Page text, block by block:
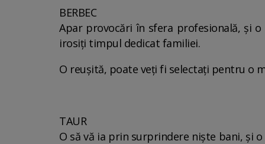
BERBEC
Apar provocări în sfera profesională, și
irosiți timpul dedicat familiei.
O reușită, poate veți fi selectați pentru o
TAUR
O să vă ia prin surprindere niște bani, și